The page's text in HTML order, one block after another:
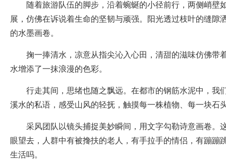
随着旅游队伍的脚步，沿着蜿蜒的小径前行，两侧峭壁
展，仿佛在诉说着生命的坚韧与顽强。阳光透过枝叶的缝
的水墨画卷。
掬一捧清水，凉意从指尖沁入心田，清甜的滋味仿佛带
水增添了一抹浪漫的色彩。
行走其间，思绪也随之飘远。在都市的钢筋水泥中，我
溪水的私语，感受山风的轻抚，触摸每一株植物、每一块
采风团队以镜头捕捉美妙瞬间，用文字勾勒诗意画卷。
眼望去，人群中有被搀扶的老人，有手拉手的情侣，有蹦
生活吗。